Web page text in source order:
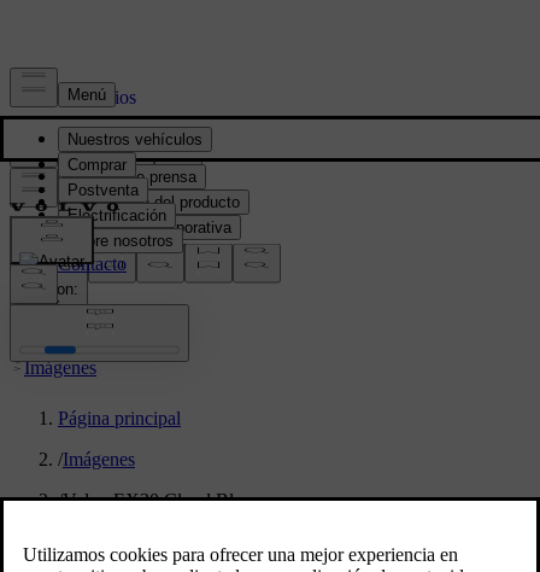
Prensa y Medios
Material de prensa
Información del producto
Información corporativa
Contacto de medios
location:
PY
Imágenes
Página principal
/Imágenes
/Volvo EX30 Cloud Blue